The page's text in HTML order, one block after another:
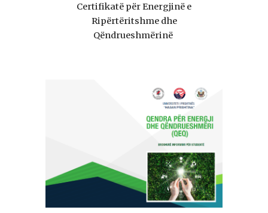
Certifikatë për Energjinë e
Ripërtëritshme dhe
Qëndrueshmërinë